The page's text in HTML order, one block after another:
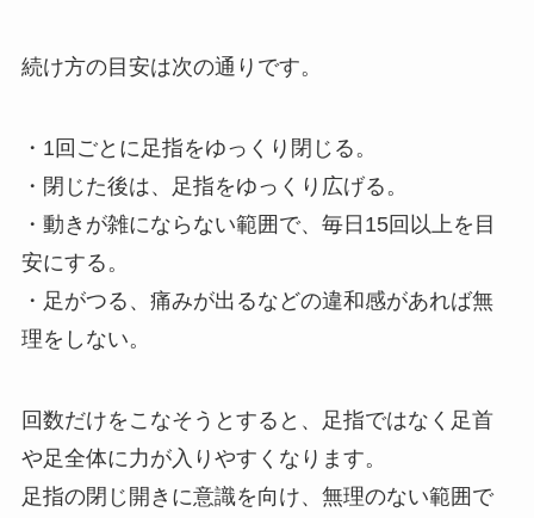
続け方の目安は次の通りです。
・1回ごとに足指をゆっくり閉じる。
・閉じた後は、足指をゆっくり広げる。
・動きが雑にならない範囲で、毎日15回以上を目
安にする。
・足がつる、痛みが出るなどの違和感があれば無
理をしない。
回数だけをこなそうとすると、足指ではなく足首
や足全体に力が入りやすくなります。
足指の閉じ開きに意識を向け、無理のない範囲で